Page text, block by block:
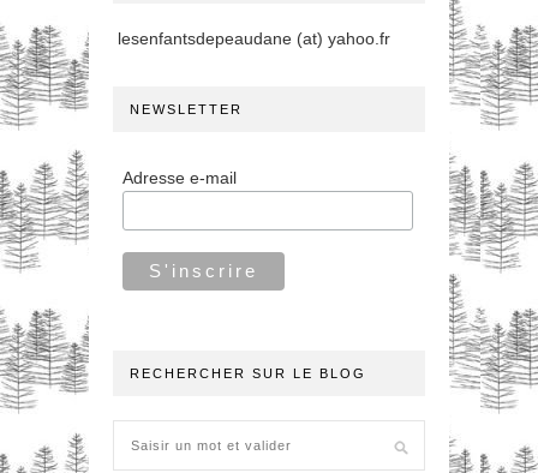
lesenfantsdepeaudane (at) yahoo.fr
NEWSLETTER
Adresse e-mail
RECHERCHER SUR LE BLOG